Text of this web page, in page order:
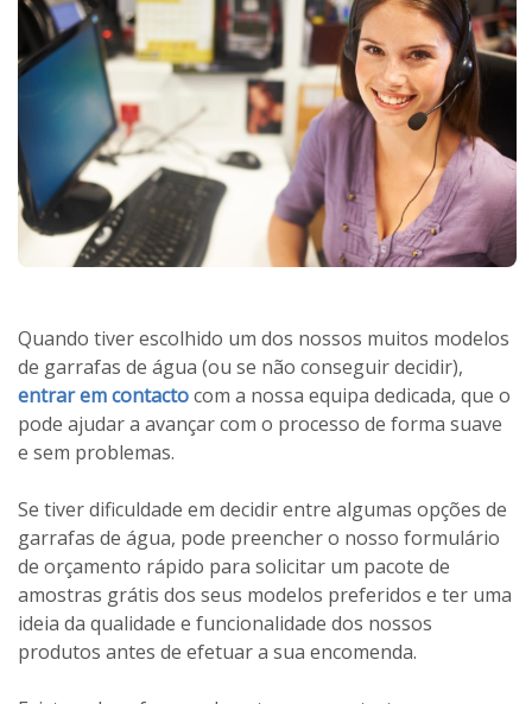
Quando tiver escolhido um dos nossos muitos modelos
de garrafas de água (ou se não conseguir decidir),
entrar em contactocom a nossa equipa dedicada, que o
pode ajudar a avançar com o processo de forma suave
e sem problemas.
Se tiver dificuldade em decidir entre algumas opções de
garrafas de água, pode preencher o nosso formulário
de orçamento rápido para solicitar um pacote de
amostras grátis dos seus modelos preferidos e ter uma
ideia da qualidade e funcionalidade dos nossos
produtos antes de efetuar a sua encomenda.